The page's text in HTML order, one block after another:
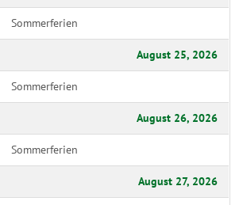
Sommerferien
August 25, 2026
Sommerferien
August 26, 2026
Sommerferien
August 27, 2026